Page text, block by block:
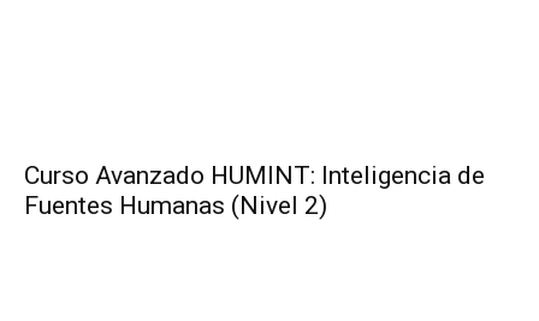
Curso Avanzado HUMINT: Inteligencia de
Fuentes Humanas (Nivel 2)